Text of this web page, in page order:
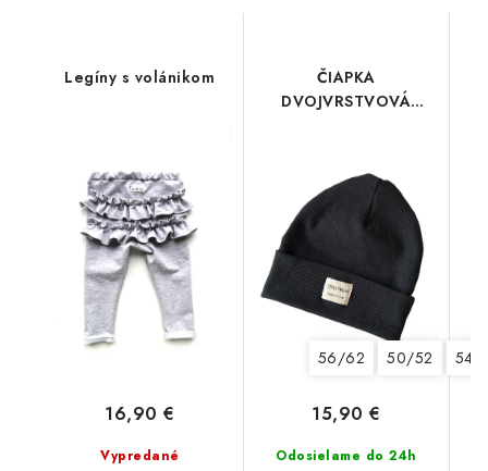
Legíny s volánikom
Vypredané
16,90 €
ČIAPKA
DVOJVRSTVOVÁ
56/62 50/52 54/
Odosielame do 24h
15,90 €